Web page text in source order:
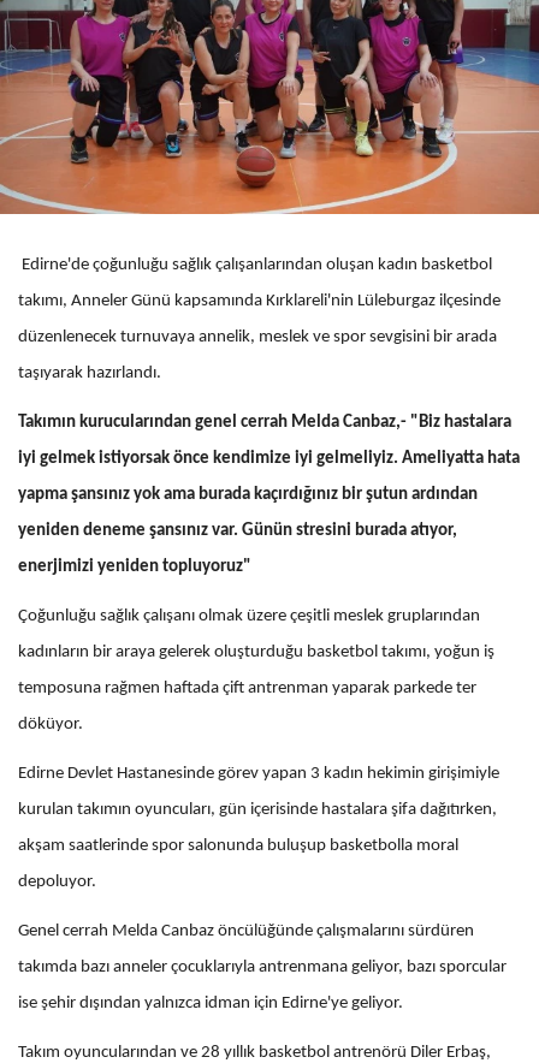
Edirne'de çoğunluğu sağlık çalışanlarından oluşan kadın basketbol
takımı, Anneler Günü kapsamında Kırklareli'nin Lüleburgaz ilçesinde
düzenlenecek turnuvaya annelik, meslek ve spor sevgisini bir arada
taşıyarak hazırlandı.
Takımın kurucularından genel cerrah Melda Canbaz,- "Biz hastalara
iyi gelmek istiyorsak önce kendimize iyi gelmeliyiz. Ameliyatta hata
yapma şansınız yok ama burada kaçırdığınız bir şutun ardından
yeniden deneme şansınız var. Günün stresini burada atıyor,
enerjimizi yeniden topluyoruz"
Çoğunluğu sağlık çalışanı olmak üzere çeşitli meslek gruplarından
kadınların bir araya gelerek oluşturduğu basketbol takımı, yoğun iş
temposuna rağmen haftada çift antrenman yaparak parkede ter
döküyor.
Edirne Devlet Hastanesinde görev yapan 3 kadın hekimin girişimiyle
kurulan takımın oyuncuları, gün içerisinde hastalara şifa dağıtırken,
akşam saatlerinde spor salonunda buluşup basketbolla moral
depoluyor.
Genel cerrah Melda Canbaz öncülüğünde çalışmalarını sürdüren
takımda bazı anneler çocuklarıyla antrenmana geliyor, bazı sporcular
ise şehir dışından yalnızca idman için Edirne'ye geliyor.
Takım oyuncularından ve 28 yıllık basketbol antrenörü Diler Erbaş,